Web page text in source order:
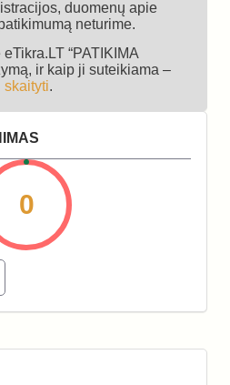
duomenų apie
neturime.
“PATIKIMA
ir kaip ji suteikiama –
skaityti.
0